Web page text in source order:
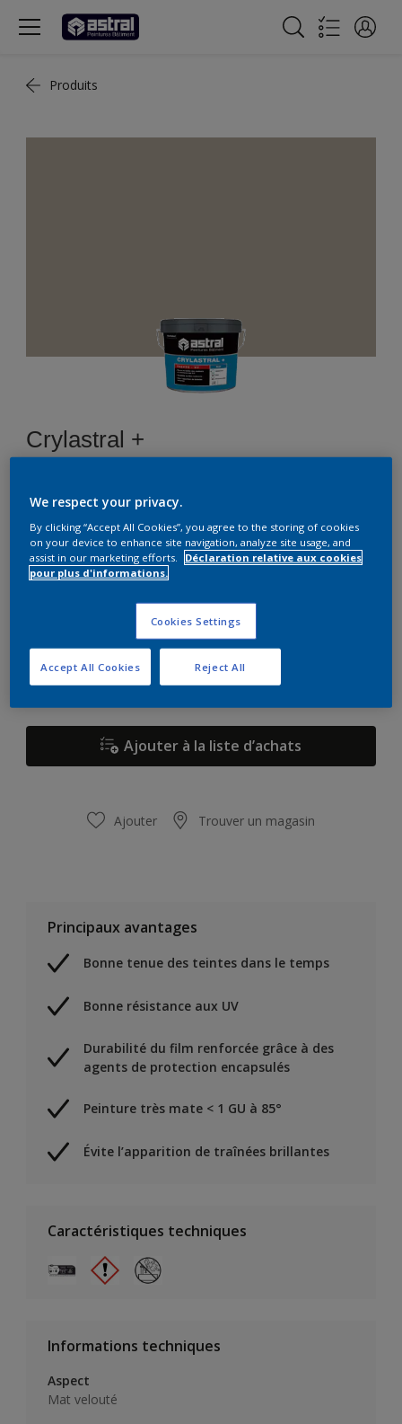
Produits
Crylastral +
F0.06.64
Format
Quantité
Ajouter à la liste d’achats
Ajouter Trouver un magasin
Principaux avantages
Bonne tenue des teintes dans le temps
Bonne résistance aux UV
Durabilité du film renforcée grâce à des
agents de protection encapsulés
Peinture très mate < 1 GU à 85°
Évite l’apparition de traînées brillantes
Caractéristiques techniques
Informations techniques
Aspect
Mat velouté
We respect your privacy.
By clicking “Accept All Cookies”, you agree to the storing of cookies
on your device to enhance site navigation, analyze site usage, and
assist in our marketing efforts.
Déclaration relative aux cookies
pour plus d'informations.
Cookies Settings
Reject All
Accept All Cookies